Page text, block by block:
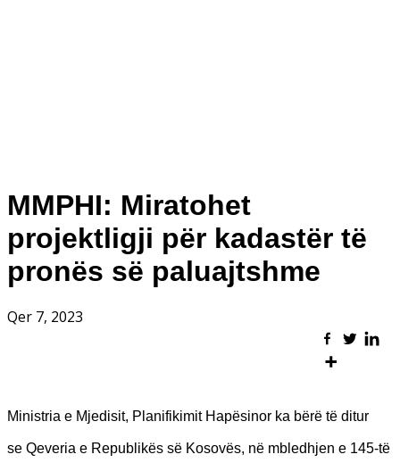
MMPHI: Miratohet
projektligji për kadastër të
pronës së paluajtshme
Qer 7, 2023
Ministria e Mjedisit, Planifikimit Hapësinor ka bërë të ditur
se Qeveria e Republikës së Kosovës, në mbledhjen e 145-të